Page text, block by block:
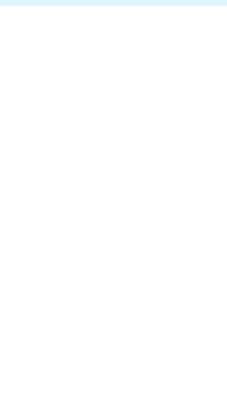
אצל הילל ולילית מהעיר הגלילית / יהודה ויזן